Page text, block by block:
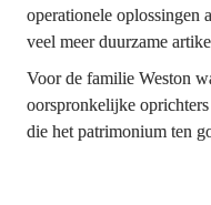
operationele oplossingen
veel meer duurzame
Voor de familie Weston
oorspronkelijke
die het patrimonium ten